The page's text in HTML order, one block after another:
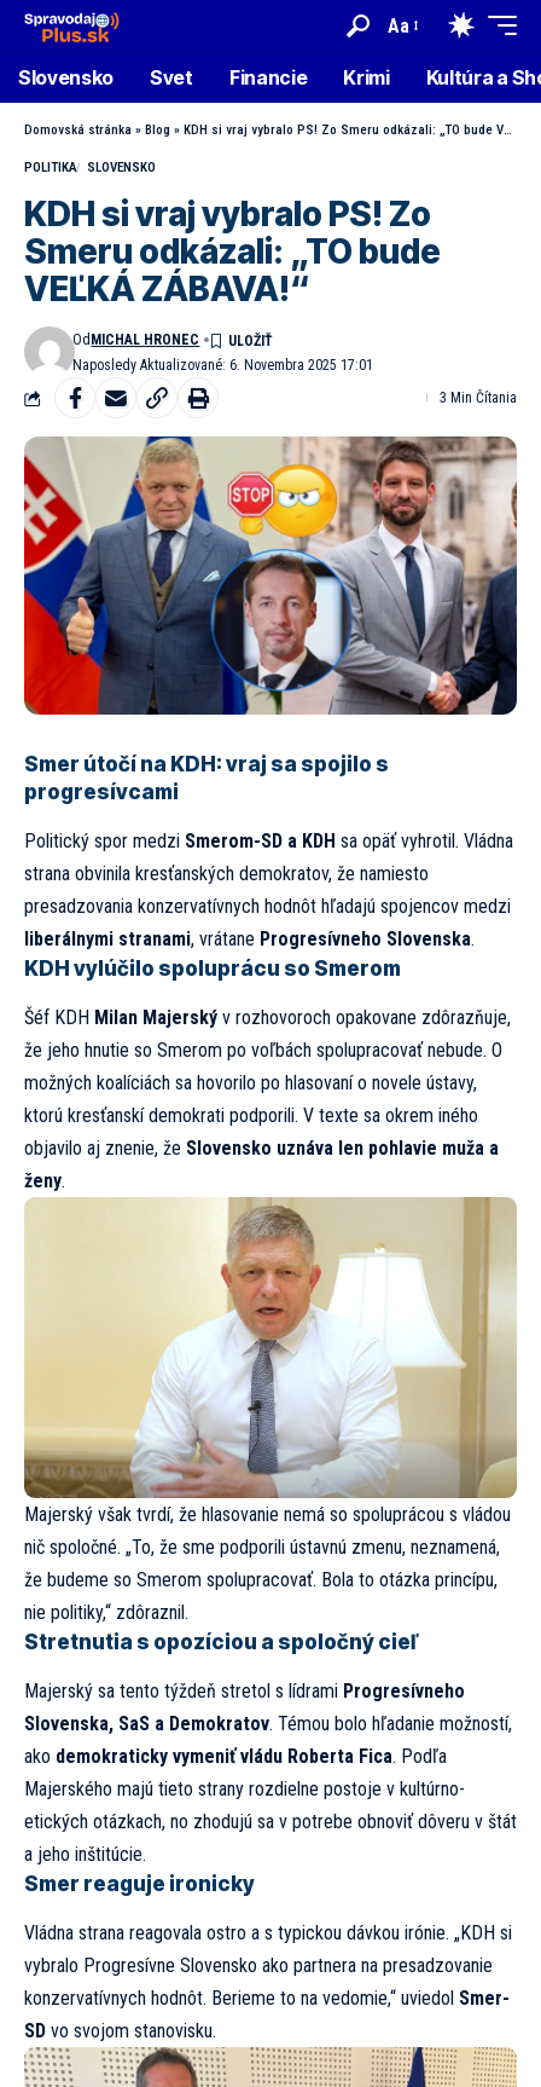
Aa
Slovensko Svet Financie Krimi Kultúra a
Domovská stránka » Blog » KDH si vraj vybralo PS! Zo Smeru odkázali: „TO bude VEĽKÁ ZÁBAVA!“
POLITIKA SLOVENSKO
KDH si vraj vybralo PS! Zo
Smeru odkázali: „TO bude
VEĽKÁ ZÁBAVA!“
Naposledy Aktualizované: 6. Novembra 2025 17:01
Od MICHAL HRONEC
3 Min Čítania
Smer útočí na KDH: vraj sa spojilo s
progresívcami
Politický spor medzi Smerom-SD a KDH sa opäť vyhrotil. Vládna
strana obvinila kresťanských demokratov, že namiesto
presadzovania konzervatívnych hodnôt hľadajú spojencov medzi
liberálnymi stranami, vrátane Progresívneho Slovenska.
KDH vylúčilo spoluprácu so Smerom
Šéf KDH Milan Majerský v rozhovoroch opakovane zdôrazňuje,
že jeho hnutie so Smerom po voľbách spolupracovať nebude. O
možných koalíciách sa hovorilo po hlasovaní o novele ústavy,
ktorú kresťanskí demokrati podporili. V texte sa okrem iného
objavilo aj znenie, že Slovensko uznáva len pohlavie muža a
ženy.
Majerský však tvrdí, že hlasovanie nemá so spoluprácou s vládou
nič spoločné. „To, že sme podporili ústavnú zmenu, neznamená,
že budeme so Smerom spolupracovať. Bola to otázka princípu,
nie politiky,“ zdôraznil.
Stretnutia s opozíciou a spoločný cieľ
Majerský sa tento týždeň stretol s lídrami Progresívneho
Slovenska, SaS a Demokratov. Témou bolo hľadanie možností,
ako demokraticky vymeniť vládu Roberta Fica. Podľa
Majerského majú tieto strany rozdielne postoje v kultúrno-
etických otázkach, no zhodujú sa v potrebe obnoviť dôveru v štát
a jeho inštitúcie.
Smer reaguje ironicky
Vládna strana reagovala ostro a s typickou dávkou irónie. „KDH si
vybralo Progresívne Slovensko ako partnera na presadzovanie
konzervatívnych hodnôt. Berieme to na vedomie,“ uviedol Smer-
SD vo svojom stanovisku.